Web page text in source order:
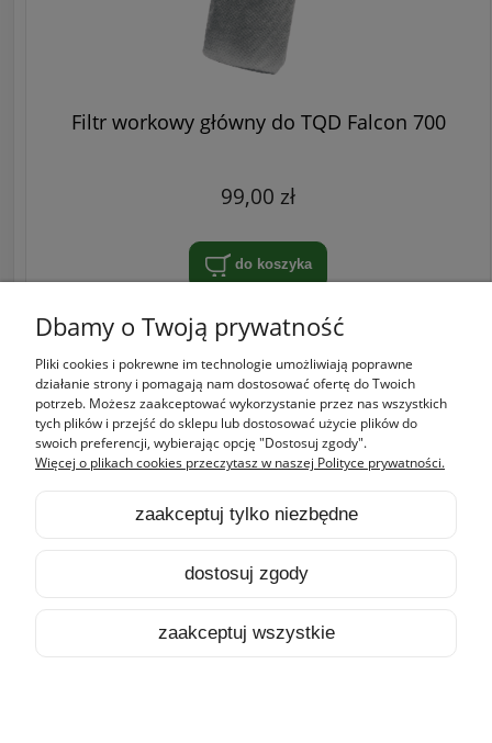
Filtr workowy główny do TQD Falcon 700
99,00 zł
do koszyka
Zakupy
Pomoc
Dbamy o Twoją prywatność
Pliki cookies i pokrewne im technologie umożliwiają poprawne
działanie strony i pomagają nam dostosować ofertę do Twoich
potrzeb. Możesz zaakceptować wykorzystanie przez nas wszystkich
tych plików i przejść do sklepu lub dostosować użycie plików do
swoich preferencji, wybierając opcję "Dostosuj zgody".
Więcej o plikach cookies przeczytasz w naszej Polityce prywatności.
zaakceptuj tylko niezbędne
dostosuj zgody
zaakceptuj wszystkie